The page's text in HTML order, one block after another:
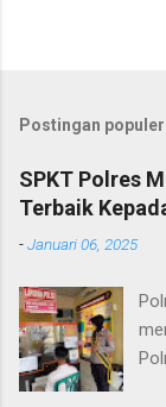
Postingan
SPKT Polres
Terbaik
-Januari 06, 2025